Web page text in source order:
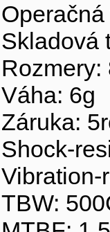
Operačná
Skladová
Rozmery:
Váha: 6g
Záruka:
Shock-
Vibration-
TBW: